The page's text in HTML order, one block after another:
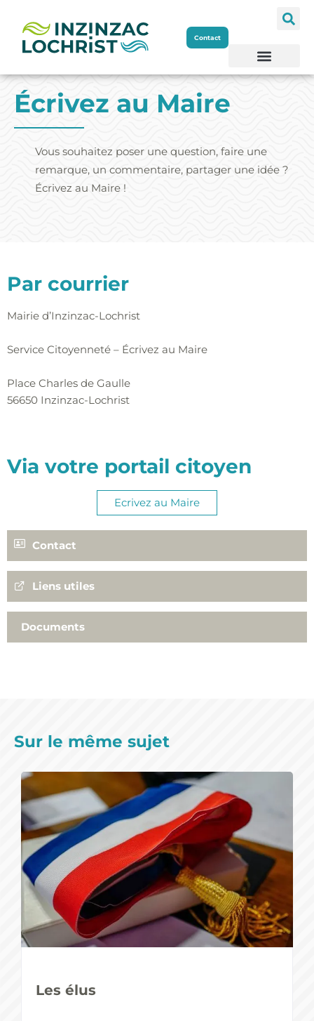
Aller
au
contenu
Contact
Écrivez au Maire
Vous souhaitez poser une question, faire une
remarque, un commentaire, partager une idée ?
Écrivez au Maire !
Par courrier
Mairie d’Inzinzac-Lochrist
Service Citoyenneté – Écrivez au Maire
Place Charles de Gaulle
56650 Inzinzac-Lochrist
Via votre portail citoyen
Ecrivez au Maire
Contact
02 97 85 30 30
citoyennete@inzinzac-lochrist.fr
Liens utiles
Ecrivez au Maire
Documents
Sur le même sujet
Les élus